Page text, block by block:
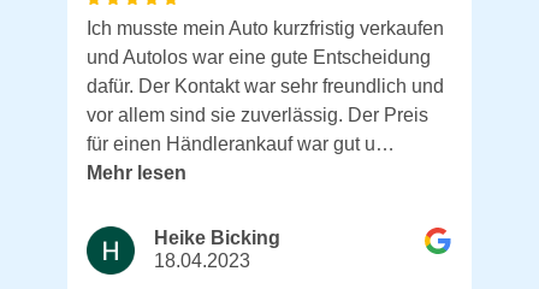
Ich musste mein Auto kurzfristig verkaufen
und Autolos war eine gute Entscheidung
dafür. Der Kontakt war sehr freundlich und
vor allem sind sie zuverlässig. Der Preis
für einen Händlerankauf war gut u…
Mehr lesen
Heike Bicking
18.04.2023